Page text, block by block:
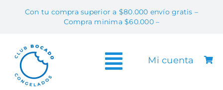
Con tu compra superior a $80.000 envío gratis –
Compra minima $60.000 –
ToggleMi cuenta